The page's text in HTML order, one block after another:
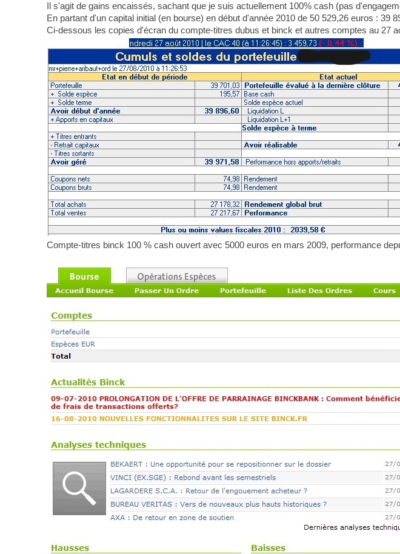
Il s'agit de gains encaissés, sachant que je suis actuellement 100% cash (pas
En partant d'un capital initial (en bourse) en début d'année 2010 de 50 529,26 euros : 39
Ci-dessous les copies d'écran du compte-titres dubus et binck et autres comptes au 27
Compte-titres binck 100 % cash ouvert avec 5000 euros en mars 2009, performance